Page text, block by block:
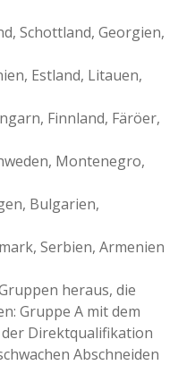
Schottland, Georgien,
Estland, Litauen,
Finnland, Färöer,
Montenegro,
Bulgarien,
Serbien, Armenien
heraus, die
Gruppe A mit dem
Direktqualifikation
Abschneiden